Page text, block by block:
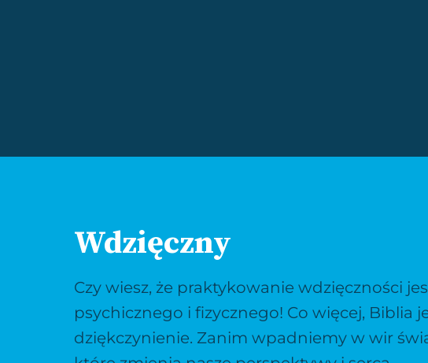
Wdzięczny
Czy wiesz, że praktykowanie wdzięczności
psychicznego i fizycznego! Co więcej, Biblia
dziękczynienie. Zanim wpadniemy w wir